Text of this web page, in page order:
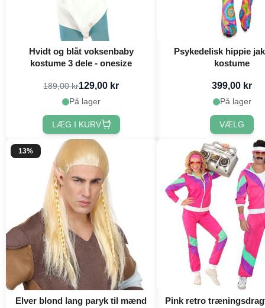
Hvidt og blåt voksenbaby
kostume 3 dele - onesize
189,00 kr129,00 kr
På lager
LÆG I KURV
Psykedelisk hippie
kostume
399,00 kr
På lager
VÆLG
13%
Elver blond lang paryk til mænd Pink retro